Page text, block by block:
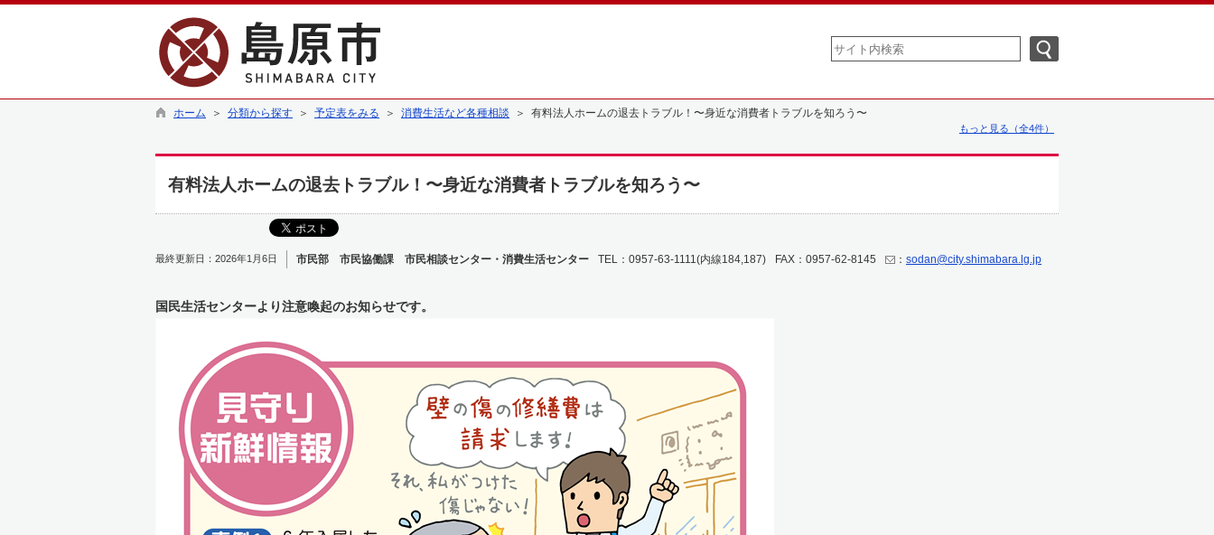
ホーム ＞ 分類から探す ＞ 予定表をみる ＞ 消費生活など各種相談 ＞ 有料法人ホームの退去トラブル！〜身近な消費者トラブルを知ろう〜
もっと見る（全4件）
有料法人ホームの退去トラブル！〜身近な消費者トラブルを知ろう〜
最終更新日：2026年1月6日 市民部 市民協働課 市民相談センター・消費生活センター TEL：0957-63-1111(内線184,187) FAX：0957-62-8145 ： sodan@city.shimabara.lg.jp
国民生活センターより注意喚起のお知らせです。